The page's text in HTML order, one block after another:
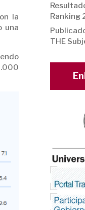
la
una
Ranking
THE